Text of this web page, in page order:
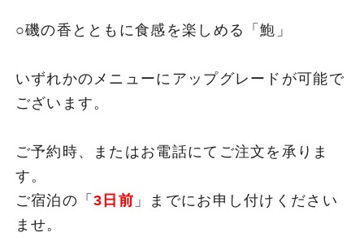
○磯の香とともに食感を楽しめる「鮑」
いずれかのメニューにアップグレードが可能で
ございます。
ご予約時、またはお電話にてご注文を承りま
す。
ご宿泊の「3日前 」までにお申し付けください
ませ。